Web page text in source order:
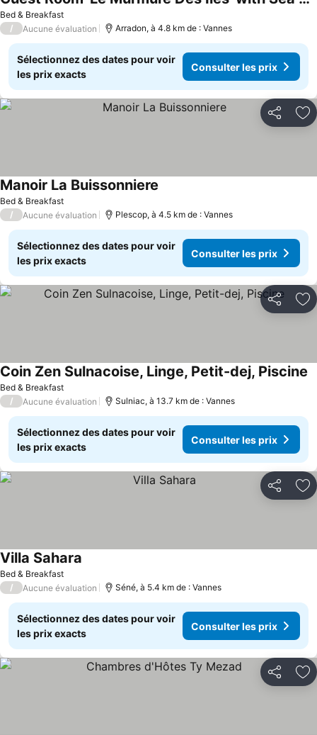
Bed & Breakfast
/ Aucune évaluation Arradon, à 4.8 km de : Vannes
Sélectionnez des dates pour voir
les prix exacts
Consulter les prix
Partager
Bed & Breakfast
Manoir La Buissonniere
/ Aucune évaluation Plescop, à 4.5 km de : Vannes
Sélectionnez des dates pour voir
les prix exacts
Consulter les prix
Partager
Bed & Breakfast
Coin Zen Sulnacoise, Linge, Petit-dej, Piscine
/ Aucune évaluation Sulniac, à 13.7 km de : Vannes
Sélectionnez des dates pour voir
les prix exacts
Consulter les prix
Partager
Bed & Breakfast
Villa Sahara
/ Aucune évaluation Séné, à 5.4 km de : Vannes
Sélectionnez des dates pour voir
les prix exacts
Consulter les prix
Partager